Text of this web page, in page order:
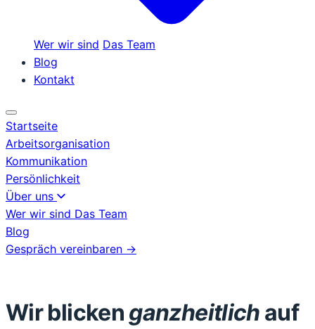
Wer wir sind Das Team
Blog
Kontakt
Startseite
Arbeitsorganisation
Kommunikation
Persönlichkeit
Über uns
Wer wir sind Das Team
Blog
Gespräch vereinbaren →
Wir blicken ganzheitlich auf